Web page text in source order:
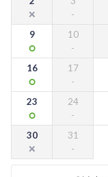
9 10
16 17
23 24
30 31